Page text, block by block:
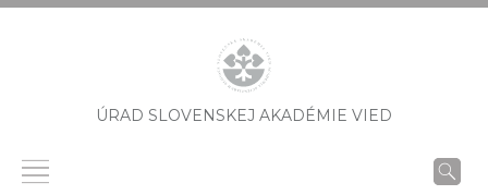
ÚRAD SLOVENSKEJ AKADÉMIE VIED